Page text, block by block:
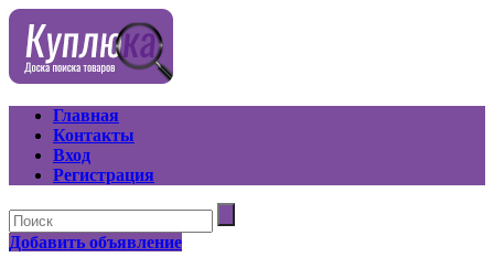
Главная
Контакты
Вход
Регистрация
Добавить объявление